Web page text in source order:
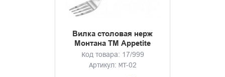
Вилка столовая нерж
Монтана ТМ Appetite
Код товара: 17/999
Артикул: MT-02